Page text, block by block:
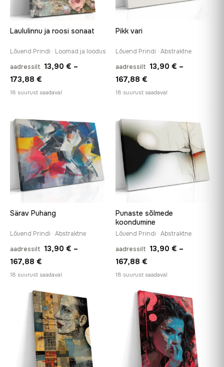
Laululinnu ja roosi sonaat
Lõuend Prindi · Loomad ja loodus
aadressilt 13,90 € –
173,88 €
13,90 €
173,88 €
18 suurust saadaval
Pikk vari
Lõuend Prindi · Abstraktne
aadressilt 13,90 € –
167,88 €
13,90 €
18 suurust saadaval
♡
Särav Puhang
Lõuend Prindi · Abstraktne
aadressilt 13,90 € –
167,88 €
13,90 €
167,88 €
18 suurust saadaval
♡
Punaste sõlmede
koondumine
Lõuend Prindi · Abstraktne
aadressilt 13,90 € –
167,88 €
13,90 €
167,88 €
18 suurust saadaval